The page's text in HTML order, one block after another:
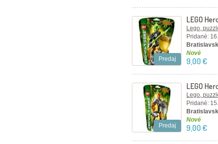
Predaj
LEGO
Lego,
Pridané:
Nové
9,00 €
Predaj
LEGO
Lego,
Pridané:
Nové
9,00 €